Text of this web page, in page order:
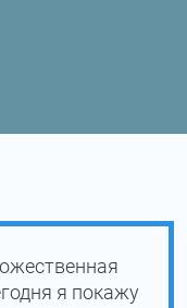
я покажу